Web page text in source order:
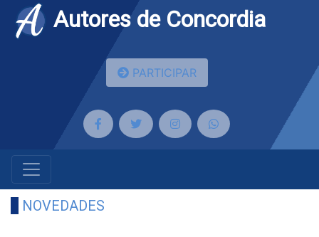
Autores de Concordia
PARTICIPAR
NOVEDADES